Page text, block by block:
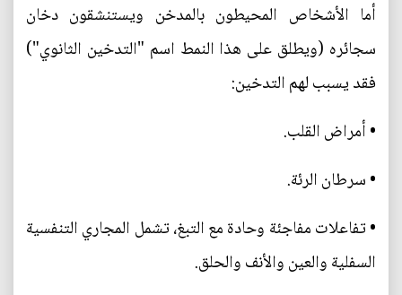
أما الأشخاص المحيطون بالمدخن ويستنشقون دخان
سجائره (ويطلق على هذا النمط اسم "التدخين الثانوي")
فقد يسبب لهم التدخين:
• أمراض القلب.
• سرطان الرئة.
• تفاعلات مفاجئة وحادة مع التبغ، تشمل المجاري التنفسية
السفلية والعين والأنف والحلق.